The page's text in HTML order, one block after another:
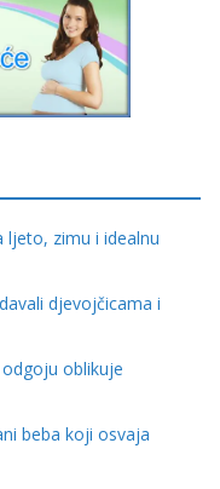
ljeto, zimu i idealnu
djevojčicama i
oblikuje
beba koji osvaja